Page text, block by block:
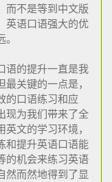
而不是等到中文版
英语口语强大的优
语的提升一直是我
关键的一点是，
的口语练习和应
现为我们带来了全
文的学习环境，
和提升英语口语能
的机会来练习英语
然而然地得到了显